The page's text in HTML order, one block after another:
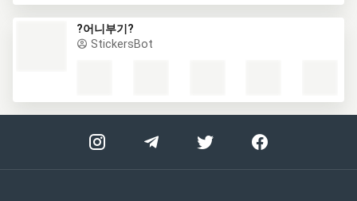
?어니부기?
StickersBot